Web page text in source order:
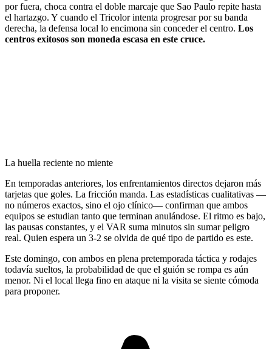
por fuera, choca contra el doble marcaje que Sao Paulo repite hasta
el hartazgo. Y cuando el Tricolor intenta progresar por su banda
derecha, la defensa local lo encimona sin conceder el centro. Los
centros exitosos son moneda escasa en este cruce.
La huella reciente no miente
En temporadas anteriores, los enfrentamientos directos dejaron más
tarjetas que goles. La fricción manda. Las estadísticas cualitativas —
no números exactos, sino el ojo clínico— confirman que ambos
equipos se estudian tanto que terminan anulándose. El ritmo es bajo,
las pausas constantes, y el VAR suma minutos sin sumar peligro
real. Quien espera un 3-2 se olvida de qué tipo de partido es este.
Este domingo, con ambos en plena pretemporada táctica y rodajes
todavía sueltos, la probabilidad de que el guión se rompa es aún
menor. Ni el local llega fino en ataque ni la visita se siente cómoda
para proponer.